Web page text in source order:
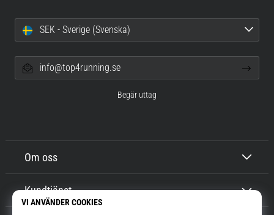
Om oss
Kundtjänst
SEK - Sverige (Svenska)
info@top4running.se
Begär uttag